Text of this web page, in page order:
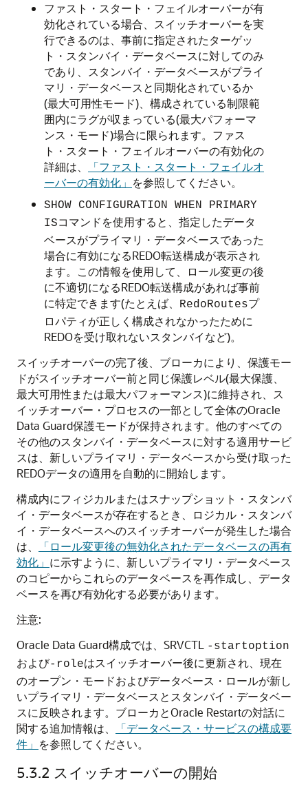
ファスト・スタート・フェイルオーバーが有
効化されている場合、スイッチオーバーを実
行できるのは、事前に指定されたターゲッ
ト・スタンバイ・データベースに対してのみ
であり、スタンバイ・データベースがプライ
マリ・データベースと同期化されているか
(最大可用性モード)、構成されている制限範
囲内にラグが収まっている(最大パフォーマ
ンス・モード)場合に限られます。ファス
ト・スタート・フェイルオーバーの有効化の
詳細は、
「ファスト・スタート・フェイルオ
ーバーの有効化」 を参照してください。
SHOW CONFIGURATION WHEN PRIMARY
ISコマンドを使用すると、指定したデータ
ベースがプライマリ・データベースであった
場合に有効になるREDO転送構成が表示され
ます。この情報を使用して、ロール変更の後
に不適切になるREDO転送構成があれば事前
に特定できます(たとえば、
RedoRoutesプ
ロパティが正しく構成されなかったために
REDOを受け取れないスタンバイなど)。
スイッチオーバーの完了後、ブローカにより、保護モー
ドがスイッチオーバー前と同じ保護レベル(最大保護、
最大可用性または最大パフォーマンス)に維持され、ス
イッチオーバー・プロセスの一部として全体のOracle
Data Guard保護モードが保持されます。他のすべての
その他のスタンバイ・データベースに対する適用サービ
スは、新しいプライマリ・データベースから受け取った
REDOデータの適用を自動的に開始します。
構成内にフィジカルまたはスナップショット・スタンバ
イ・データベースが存在するとき、ロジカル・スタンバ
イ・データベースへのスイッチオーバーが発生した場合
は、
「ロール変更後の無効化されたデータベースの再有
効化」 に示すように、新しいプライマリ・データベース
のコピーからこれらのデータベースを再作成し、データ
ベースを再び有効化する必要があります。
注意:
Oracle Data Guard構成では、SRVCTL
-startoption
および-roleはスイッチオーバー後に更新され、現在
のオープン・モードおよびデータベース・ロールが新し
いプライマリ・データベースとスタンバイ・データベー
スに反映されます。ブローカとOracle Restartの対話に
関する追加情報は、
「データベース・サービスの構成要
件」 を参照してください。
5.3.2 スイッチオーバーの開始